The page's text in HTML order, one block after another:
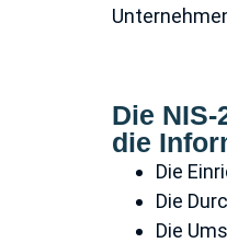
Die
die
Die
Die
Die